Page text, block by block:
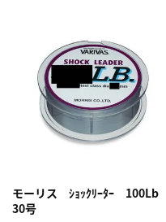
モーリス ｼｮｯｸﾘｰﾀｰ 100Lb
30号